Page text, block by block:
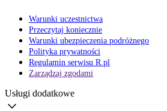
Warunki uczestnictwa
Przeczytaj koniecznie
Warunki ubezpieczenia podróżnego
Polityka prywatności
Regulamin serwisu R.pl
Zarządzaj zgodami
Usługi dodatkowe